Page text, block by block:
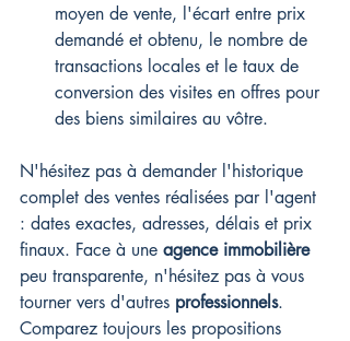
moyen de vente, l'écart entre prix
demandé et obtenu, le nombre de
transactions locales et le taux de
conversion des visites en offres pour
des biens similaires au vôtre.
N'hésitez pas à demander l'historique
complet des ventes réalisées par l'agent
: dates exactes, adresses, délais et prix
finaux. Face à une agence immobilière
peu transparente, n'hésitez pas à vous
tourner vers d'autres professionnels.
Comparez toujours les propositions